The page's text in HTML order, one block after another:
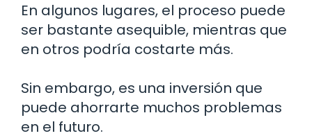
En algunos lugares, el proceso puede
ser bastante asequible, mientras que
en otros podría costarte más.
Sin embargo, es una inversión que
puede ahorrarte muchos problemas
en el futuro.